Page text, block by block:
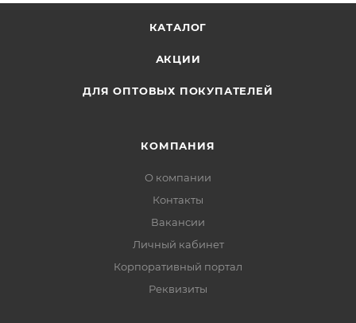
КАТАЛОГ
АКЦИИ
ДЛЯ ОПТОВЫХ ПОКУПАТЕЛЕЙ
КОМПАНИЯ
О компании
Контакты
Вакансии
Личный кабинет
Корпоративный портал
Реквизиты